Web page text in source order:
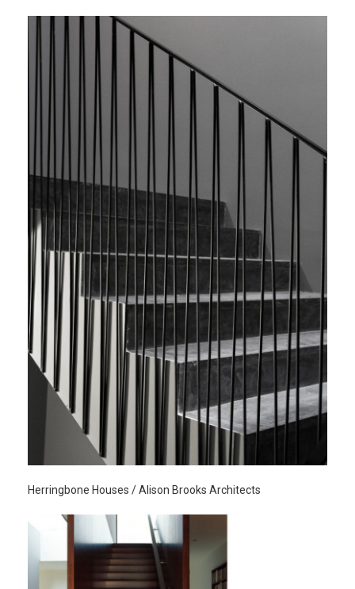
Herringbone Houses / Alison Brooks Architects